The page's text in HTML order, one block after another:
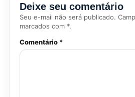
Deixe seu comentário
Seu e-mail não será publicado.
marcados com *.
Comentário *